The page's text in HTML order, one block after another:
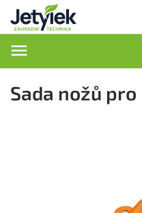
Sada nožů